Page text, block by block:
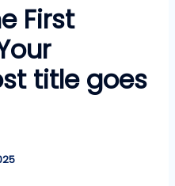
First
title goes